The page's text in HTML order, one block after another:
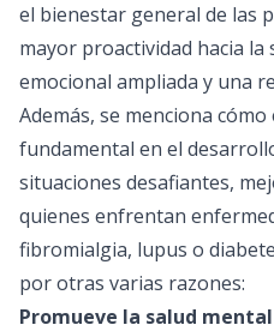
el bienestar general de las
mayor proactividad hacia la
emocional ampliada y una
Además, se menciona
fundamental en el
situaciones desafiantes,
quienes enfrentan
fibromialgia, lupus o
por otras varias razones:
Promueve la salud